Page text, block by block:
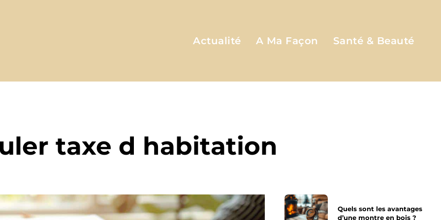
Actualité A Ma Façon Santé & Beauté
taxe d habitation
Quels sont les avantages
d’une montre en bois ?